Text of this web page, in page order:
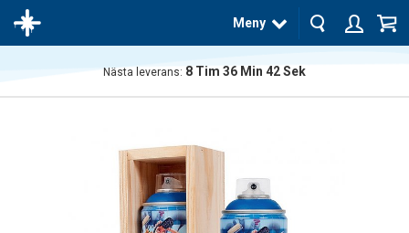
Meny
Nästa leverans: 8 Tim 36 Min 42Sek